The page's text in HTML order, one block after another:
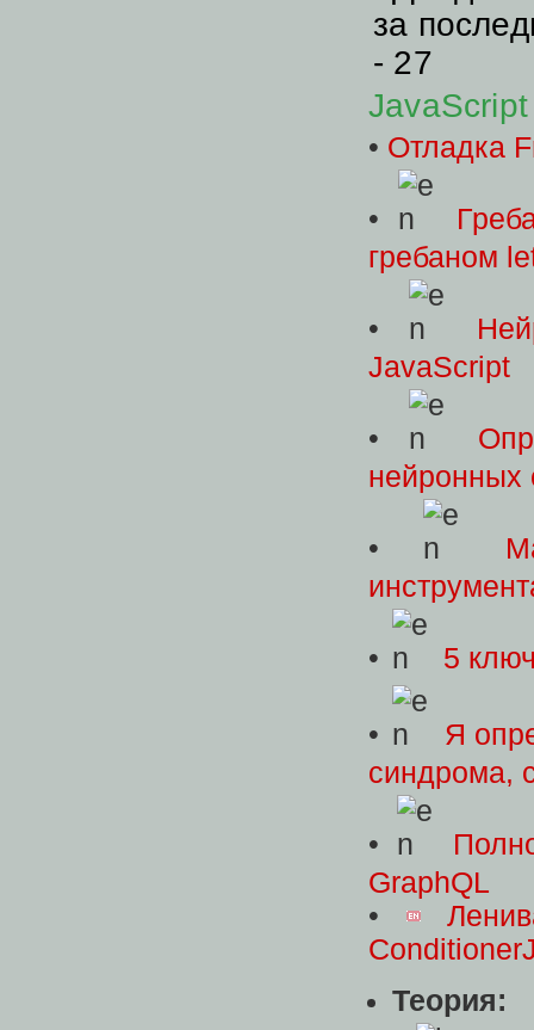
JavaScript
• Отладка
•
гребаном
•
JavaScript
•
нейронных
•
• 5
•
Я
синдрома,
•
GraphQL
•
Теория: